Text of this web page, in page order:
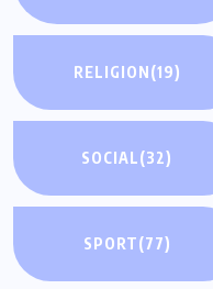
RELIGION(19)
SOCIAL(32)
SPORT(77)